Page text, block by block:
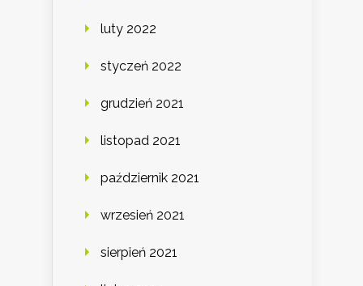
luty 2022
styczeń 2022
grudzień 2021
listopad 2021
październik 2021
wrzesień 2021
sierpień 2021